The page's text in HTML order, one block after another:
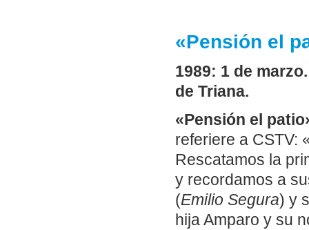
«Pensión el
1989: 1 de
de Triana.
«Pensión el
referiere a CSTV:
Rescatamos la
y recordamos a
(Emilio Segura) y
hija Amparo y su